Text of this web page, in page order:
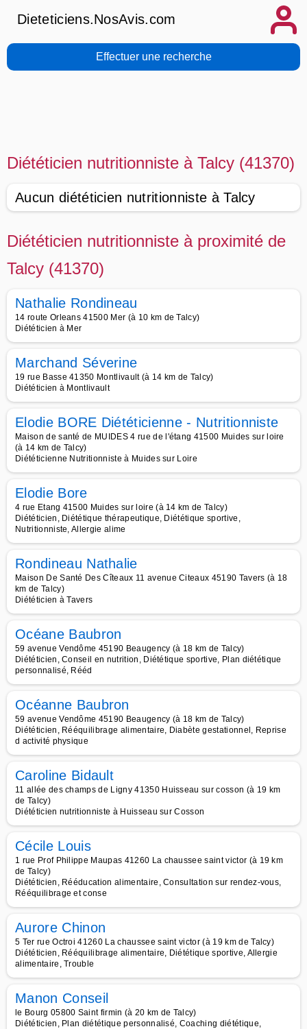
Dieteticiens.NosAvis.com
Effectuer une recherche
Diététicien nutritionniste à Talcy (41370)
Aucun diététicien nutritionniste à Talcy
Diététicien nutritionniste à proximité de
Talcy (41370)
Nathalie Rondineau
14 route Orleans 41500 Mer (à 10 km de Talcy)
Diététicien à Mer
Marchand Séverine
19 rue Basse 41350 Montlivault (à 14 km de Talcy)
Diététicien à Montlivault
Elodie BORE Diététicienne - Nutritionniste
Maison de santé de MUIDES 4 rue de l'étang 41500 Muides sur loire
(à 14 km de Talcy)
Diététicienne Nutritionniste à Muides sur Loire
Elodie Bore
4 rue Etang 41500 Muides sur loire (à 14 km de Talcy)
Diététicien, Diététique thérapeutique, Diététique sportive,
Nutritionniste, Allergie alime
Rondineau Nathalie
Maison De Santé Des Cîteaux 11 avenue Citeaux 45190 Tavers (à 18
km de Talcy)
Diététicien à Tavers
Océane Baubron
59 avenue Vendôme 45190 Beaugency (à 18 km de Talcy)
Diététicien, Conseil en nutrition, Diététique sportive, Plan diététique
personnalisé, Rééd
Océanne Baubron
59 avenue Vendôme 45190 Beaugency (à 18 km de Talcy)
Diététicien, Rééquilibrage alimentaire, Diabète gestationnel, Reprise
d activité physique
Caroline Bidault
11 allée des champs de Ligny 41350 Huisseau sur cosson (à 19 km
de Talcy)
Diététicien nutritionniste à Huisseau sur Cosson
Cécile Louis
1 rue Prof Philippe Maupas 41260 La chaussee saint victor (à 19 km
de Talcy)
Diététicien, Rééducation alimentaire, Consultation sur rendez-vous,
Rééquilibrage et conse
Aurore Chinon
5 Ter rue Octroi 41260 La chaussee saint victor (à 19 km de Talcy)
Diététicien, Rééquilibrage alimentaire, Diététique sportive, Allergie
alimentaire, Trouble
Manon Conseil
le Bourg 05800 Saint firmin (à 20 km de Talcy)
Diététicien, Plan diététique personnalisé, Coaching diététique,